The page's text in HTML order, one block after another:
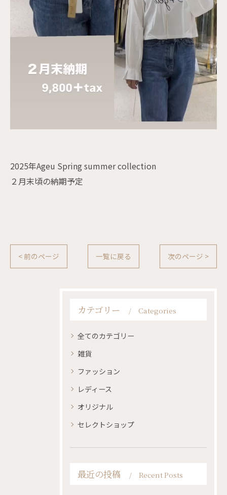
2025年Ageu Spring summer collection
２月末頃の納期予定
< 前のページ 一覧に戻る 次のページ >
カテゴリー Categories
全てのカテゴリー
雑貨
ファッション
レディース
オリジナル
セレクトショップ
最近の投稿 Recent Posts